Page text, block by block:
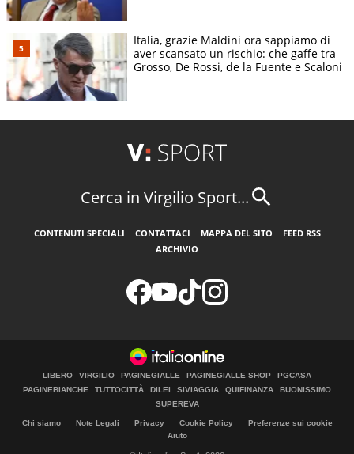
Italia, grazie Maldini ora sappiamo di
aver scansato un rischio: che gaffe tra
Grosso, De Rossi, de la Fuente e Scaloni
Cerca in Virgilio Sport...
CONTENUTI SPECIALI CONTATTACI MAPPA DEL SITO
FEED RSS
ARCHIVIO
LIBERO VIRGILIO PAGINEGIALLE PAGINEGIALLE SHOP
PGCASA
PAGINEBIANCHE
TUTTOCITTÀ DILEI SIVIAGGIA QUIFINANZA
BUONISSIMO
SUPEREVA
Chi siamo Note Legali Privacy Cookie Policy
Preferenze sui cookie
Aiuto